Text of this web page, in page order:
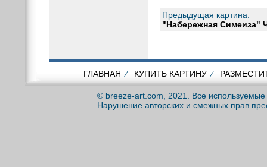
Предыдущая картина:
"Набережная Симеиза"
ГЛАВНАЯ ⁄ КУПИТЬ КАРТИНУ ⁄
© breeze-art.com, 2021. Все
Нарушение авторских и смежных прав